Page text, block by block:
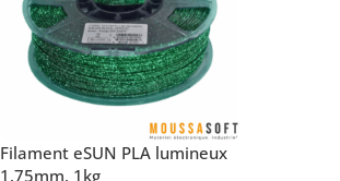
Filament eSUN PLA lumineux
1.75mm, 1kg